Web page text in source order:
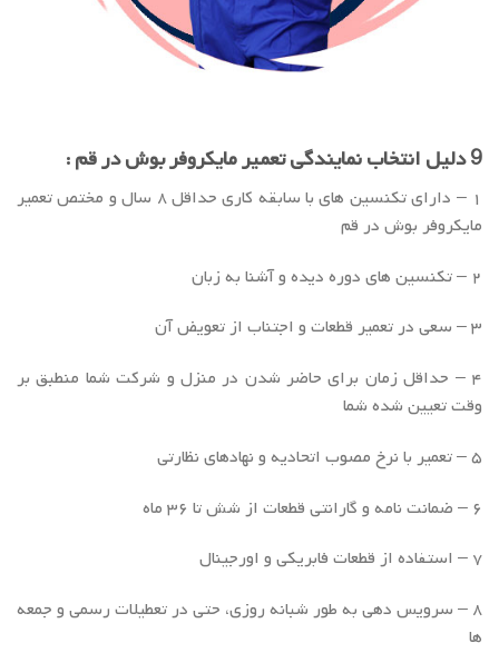
9 دلیل انتخاب نمایندگی تعمیر مایکروفر بوش در قم :
۱ – دارای تکنسین های با سابقه کاری حداقل ۸ سال و مختص تعمیر
مایکروفر بوش در قم
۲ – تکنسین های دوره دیده و آشنا به زبان
۳ – سعی در تعمیر قطعات و اجتناب از تعویض آن
۴ – حداقل زمان برای حاضر شدن در منزل و شرکت شما منطبق بر
وقت تعیین شده شما
۵ – تعمیر با نرخ مصوب اتحادیه و نهادهای نظارتی
۶ – ضمانت نامه و گارانتی قطعات از شش تا ۳۶ ماه
۷ – استفاده از قطعات فابریکی و اورجینال
۸ – سرویس دهی به طور شبانه روزی، حتی در تعطیلات رسمی و جمعه
ها